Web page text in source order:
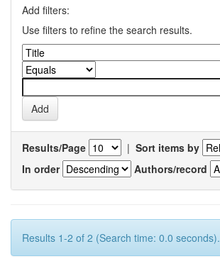
Add filters:
Use filters to refine the search results.
Results/Page | Sort items by
In order
Authors/record
Results 1-2 of 2 (Search time: 0.0 seconds).